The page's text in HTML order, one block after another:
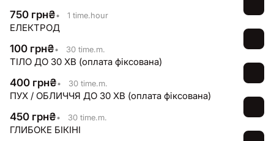
750 грн₴• 1 time.hour
ЕЛЕКТРОД
100 грн₴• 30 time.m.
ТІЛО ДО 30 ХВ (оплата фіксована)
400 грн₴• 30 time.m.
ПУХ / ОБЛИЧЧЯ ДО 30 ХВ (оплата фіксована)
450 грн₴• 30 time.m.
ГЛИБОКЕ БІКІНІ